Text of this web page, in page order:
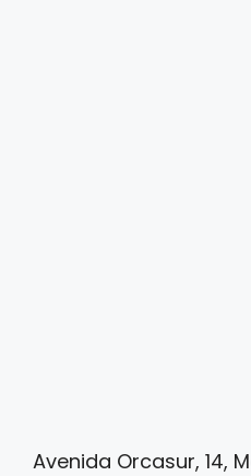
Avenida Orcasur, 14,